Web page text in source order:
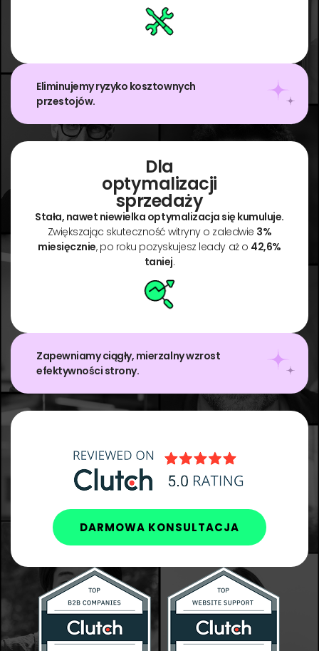
Eliminujemy ryzyko kosztownych
przestojów.
Dla
optymalizacji
sprzedaży
Stała, nawet niewielka optymalizacja się kumuluje.
Zwiększając skuteczność witryny o zaledwie 3%
miesięcznie, po roku pozyskujesz leady aż o 42,6%
taniej.
Zapewniamy ciągły, mierzalny wzrost
efektywności strony.
DARMOWA KONSULTACJA